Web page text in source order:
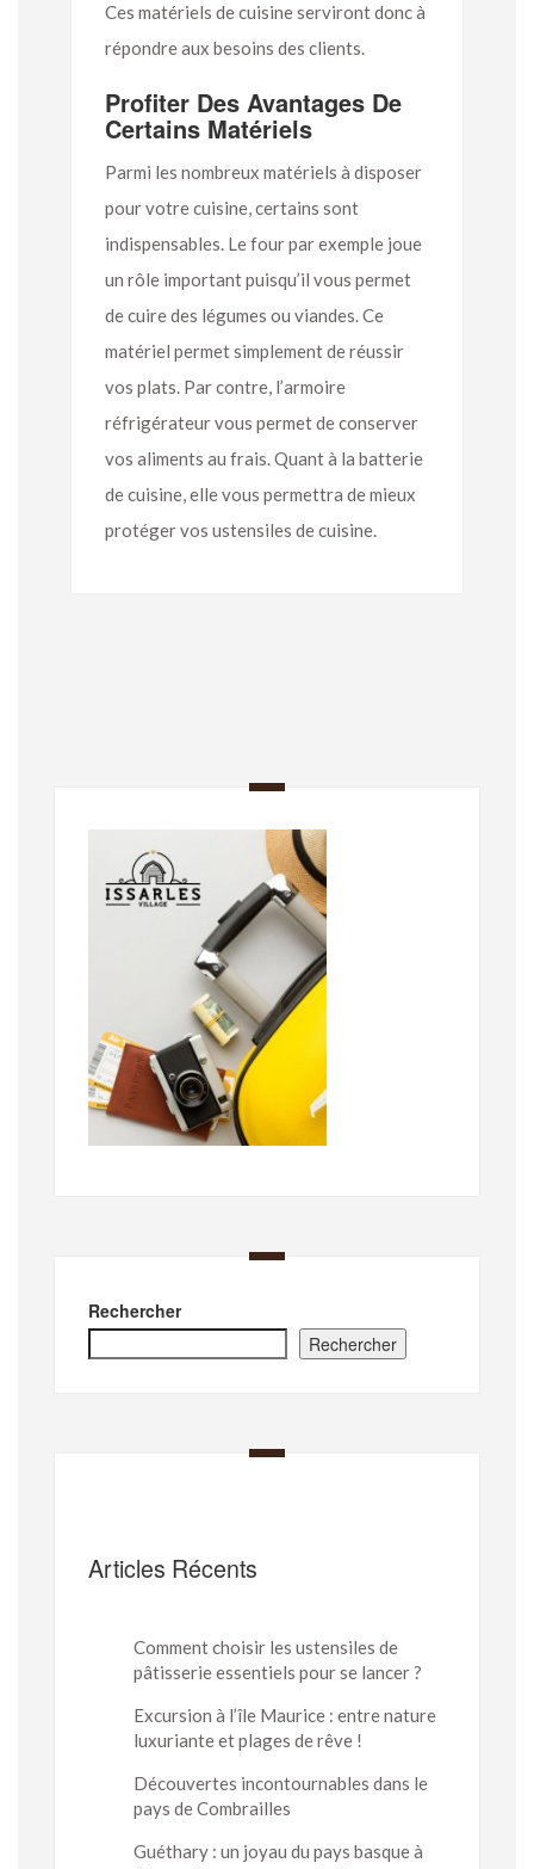
Ces matériels de cuisine serviront donc à
répondre aux besoins des clients.
Profiter Des Avantages De
Certains Matériels
Parmi les nombreux matériels à disposer
pour votre cuisine, certains sont
indispensables. Le four par exemple joue
un rôle important puisqu’il vous permet
de cuire des légumes ou viandes. Ce
matériel permet simplement de réussir
vos plats. Par contre, l’armoire
réfrigérateur vous permet de conserver
vos aliments au frais. Quant à la batterie
de cuisine, elle vous permettra de mieux
protéger vos ustensiles de cuisine.
Rechercher
Rechercher
Articles Récents
Comment choisir les ustensiles de
pâtisserie essentiels pour se lancer ?
Excursion à l’île Maurice : entre nature
luxuriante et plages de rêve !
Découvertes incontournables dans le
pays de Combrailles
Guéthary : un joyau du pays basque à